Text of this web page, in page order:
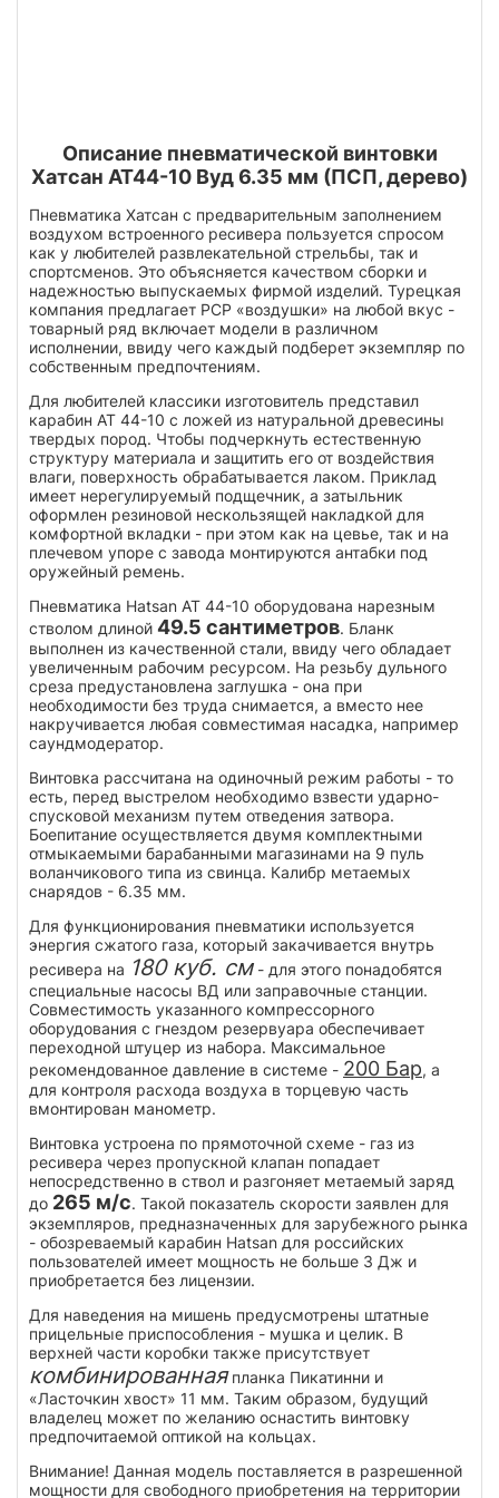
Описание пневматической винтовки
Хатсан АТ44-10 Вуд 6.35 мм (ПСП, дерево)
Пневматика Хатсан с предварительным заполнением
воздухом встроенного ресивера пользуется спросом
как у любителей развлекательной стрельбы, так и
спортсменов. Это объясняется качеством сборки и
надежностью выпускаемых фирмой изделий. Турецкая
компания предлагает PCP «воздушки» на любой вкус -
товарный ряд включает модели в различном
исполнении, ввиду чего каждый подберет экземпляр по
собственным предпочтениям.
Для любителей классики изготовитель представил
карабин АТ 44-10 с ложей из натуральной древесины
твердых пород. Чтобы подчеркнуть естественную
структуру материала и защитить его от воздействия
влаги, поверхность обрабатывается лаком. Приклад
имеет нерегулируемый подщечник, а затыльник
оформлен резиновой нескользящей накладкой для
комфортной вкладки - при этом как на цевье, так и на
плечевом упоре с завода монтируются антабки под
оружейный ремень.
Пневматика Hatsan AT 44-10 оборудована нарезным
стволом длиной 49.5 сантиметров. Бланк
выполнен из качественной стали, ввиду чего обладает
увеличенным рабочим ресурсом. На резьбу дульного
среза предустановлена заглушка - она при
необходимости без труда снимается, а вместо нее
накручивается любая совместимая насадка, например
саундмодератор.
Винтовка рассчитана на одиночный режим работы - то
есть, перед выстрелом необходимо взвести ударно-
спусковой механизм путем отведения затвора.
Боепитание осуществляется двумя комплектными
отмыкаемыми барабанными магазинами на 9 пуль
воланчикового типа из свинца. Калибр метаемых
снарядов - 6.35 мм.
Для функционирования пневматики используется
энергия сжатого газа, который закачивается внутрь
ресивера на 180 куб. см- для этого понадобятся
специальные насосы ВД или заправочные станции.
Совместимость указанного компрессорного
оборудования с гнездом резервуара обеспечивает
переходной штуцер из набора. Максимальное
рекомендованное давление в системе - 200 Бар, а
для контроля расхода воздуха в торцевую часть
вмонтирован манометр.
Винтовка устроена по прямоточной схеме - газ из
ресивера через пропускной клапан попадает
непосредственно в ствол и разгоняет метаемый заряд
до 265 м/с. Такой показатель скорости заявлен для
экземпляров, предназначенных для зарубежного рынка
- обозреваемый карабин Hatsan для российских
пользователей имеет мощность не больше 3 Дж и
приобретается без лицензии.
Для наведения на мишень предусмотрены штатные
прицельные приспособления - мушка и целик. В
верхней части коробки также присутствует
комбинированнаяпланка Пикатинни и
«Ласточкин хвост» 11 мм. Таким образом, будущий
владелец может по желанию оснастить винтовку
предпочитаемой оптикой на кольцах.
Внимание! Данная модель поставляется в разрешенной
мощности для свободного приобретения на территории